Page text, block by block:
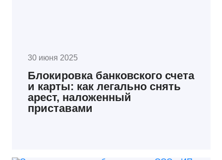
30 июня 2025
Блокировка банковского счета
и карты: как легально снять
арест, наложенный
приставами